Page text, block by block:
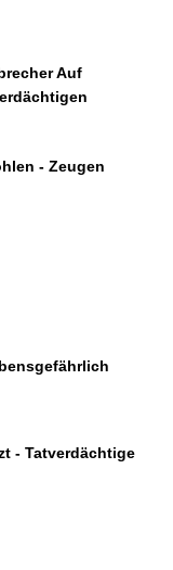
Auf
- Zeugen
- Tatverdächtige